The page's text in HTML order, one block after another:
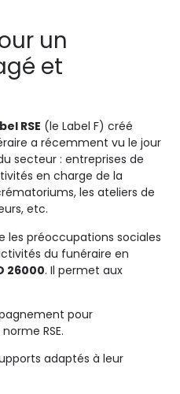
un
et
RSE (le Label F) créé
a récemment vu le jour
secteur : entreprises de
en charge de la
les ateliers de
etc.
les préoccupations sociales
du funéraire en
26000. Il permet aux
pour
RSE.
adaptés à leur